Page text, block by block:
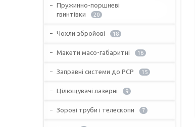
Пружинно-поршневі
гвинтівки
20
Чохли збройові 18
Макети масо-габаритні 16
Заправні системи до PCP 15
Цілющувачі лазерні 9
Зорові труби і телескопи 7